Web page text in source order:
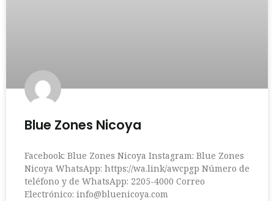
Blue Zones Nicoya
Facebook: Blue Zones Nicoya Instagram: Blue Zones
Nicoya WhatsApp: https://wa.link/awcpgp Número de
teléfono y de WhatsApp: 2205-4000 Correo
Electrónico: info@bluenicoya.com